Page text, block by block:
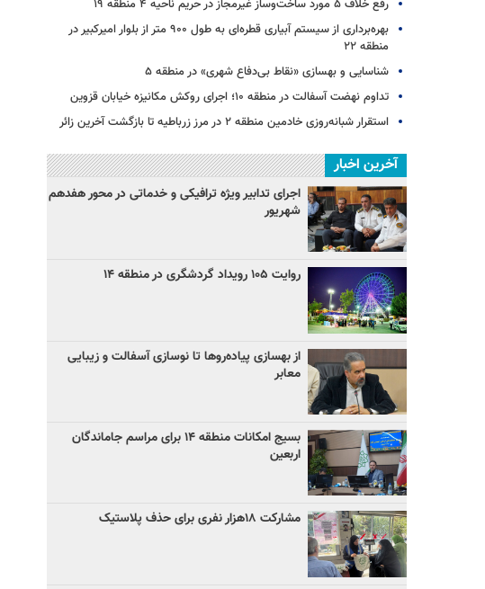
رفع خلاف ۵ مورد ساخت‌وساز غیرمجاز در حریم ناحیه ۴ منطقه ۱۹
بهره‌برداری از سیستم آبیاری قطره‌ای به طول ۹۰۰ متر از بلوار امیرکبیر در
منطقه ۲۲
شناسایی و بهسازی «نقاط بی‌دفاع شهری» در منطقه ۵
تداوم نهضت آسفالت در منطقه ۱۰؛ اجرای روکش مکانیزه خیابان قزوین
استقرار شبانه‌روزی خادمین منطقه ۲ در مرز زرباطیه تا بازگشت آخرین زائر
آخرین اخبار
اجرای تدابیر ویژه ترافیکی و خدماتی در محور هفدهم
شهریور
روایت ۱۰۵ رویداد گردشگری در منطقه ۱۴
از بهسازی پیاده‌روها تا نوسازی آسفالت و زیبایی
معابر
بسیج امکانات منطقه ۱۴ برای مراسم جاماندگان
اربعین
مشارکت ۱۸هزار نفری برای حذف پلاستیک